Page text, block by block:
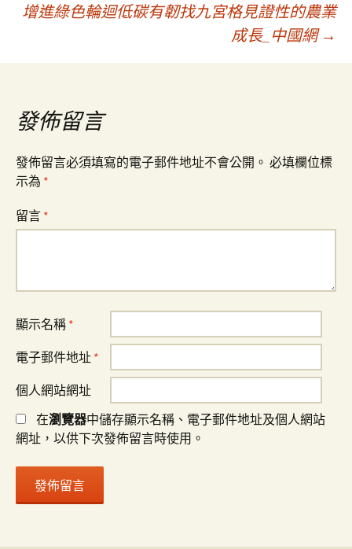
章
導
覽
增進綠色輪迴低碳有韌找九宮格見證性的農業
成長_中國網 →
發佈留言
發佈留言必須填寫的電子郵件地址不會公開。 必填欄位標
示為 *
留言 *
顯示名稱 *
電子郵件地址 *
個人網站網址
在瀏覽器中儲存顯示名稱、電子郵件地址及個人網站
網址，以供下次發佈留言時使用。